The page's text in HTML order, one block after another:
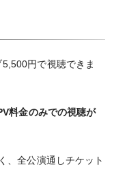
円で視聴できま
料金のみでの視聴が
、全公演通しチケット